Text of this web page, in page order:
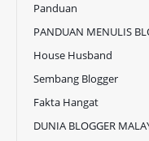
Panduan
PANDUAN MENULIS
House Husband
Sembang Blogger
Fakta Hangat
DUNIA BLOGGER